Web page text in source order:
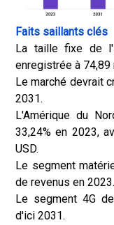
Faits saillants clés
La taille fixe de
enregistrée à 74,89
Le marché devrait
2031.
L'Amérique du
33,24% en 2023,
USD.
Le segment
de revenus en 2023.
Le segment 4G
d'ici 2031.